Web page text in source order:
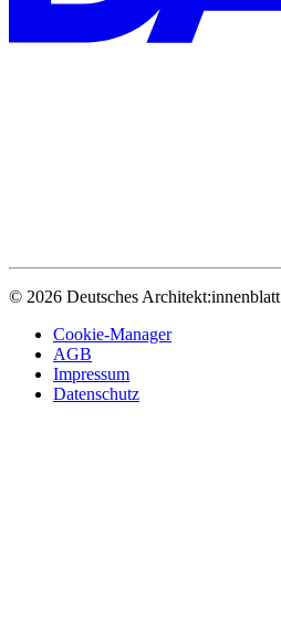
© 2026 Deutsches Architekt:innenblatt
Cookie-Manager
AGB
Impressum
Datenschutz